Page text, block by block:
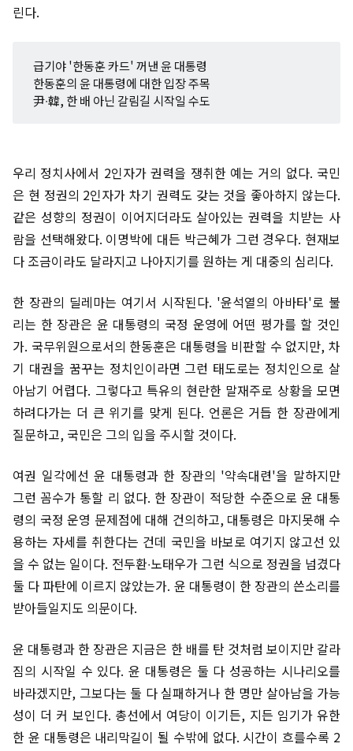
린다.
급기야 '한동훈 카드' 꺼낸 윤 대통령
한동훈의 윤 대통령에 대한 입장 주목
尹∙韓, 한 배 아닌 갈림길 시작일 수도
우리 정치사에서 2인자가 권력을 쟁취한 예는 거의 없다. 국민
은 현 정권의 2인자가 차기 권력도 갖는 것을 좋아하지 않는다.
같은 성향의 정권이 이어지더라도 살아있는 권력을 치받는 사
람을 선택해왔다. 이명박에 대든 박근혜가 그런 경우다. 현재보
다 조금이라도 달라지고 나아지기를 원하는 게 대중의 심리다.
한 장관의 딜레마는 여기서 시작된다. '윤석열의 아바타'로 불
리는 한 장관은 윤 대통령의 국정 운영에 어떤 평가를 할 것인
가. 국무위원으로서의 한동훈은 대통령을 비판할 수 없지만, 차
기 대권을 꿈꾸는 정치인이라면 그런 태도로는 정치인으로 살
아남기 어렵다. 그렇다고 특유의 현란한 말재주로 상황을 모면
하려다가는 더 큰 위기를 맞게 된다. 언론은 거듭 한 장관에게
질문하고, 국민은 그의 입을 주시할 것이다.
여권 일각에선 윤 대통령과 한 장관의 '약속대련'을 말하지만
그런 꼼수가 통할 리 없다. 한 장관이 적당한 수준으로 윤 대통
령의 국정 운영 문제점에 대해 건의하고, 대통령은 마지못해 수
용하는 자세를 취한다는 건데 국민을 바보로 여기지 않고선 있
을 수 없는 일이다. 전두환∙노태우가 그런 식으로 정권을 넘겼다
둘 다 파탄에 이르지 않았는가. 윤 대통령이 한 장관의 쓴소리를
받아들일지도 의문이다.
윤 대통령과 한 장관은 지금은 한 배를 탄 것처럼 보이지만 갈라
짐의 시작일 수 있다. 윤 대통령은 둘 다 성공하는 시나리오를
바라겠지만, 그보다는 둘 다 실패하거나 한 명만 살아남을 가능
성이 더 커 보인다. 총선에서 여당이 이기든, 지든 임기가 유한
한 윤 대통령은 내리막길이 될 수밖에 없다. 시간이 흐를수록 2